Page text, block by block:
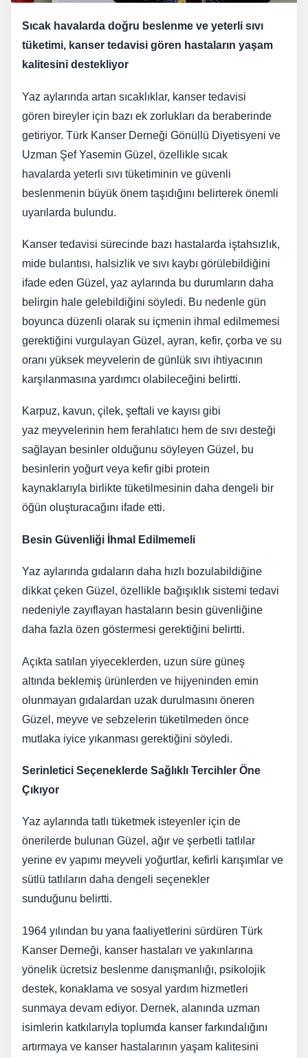
Sıcak havalarda doğru beslenme ve yeterli sıvı
tüketimi, kanser tedavisi gören hastaların yaşam
kalitesini destekliyor
Yaz aylarında artan sıcaklıklar, kanser tedavisi
gören bireyler için bazı ek zorlukları da beraberinde
getiriyor. Türk Kanser Derneği Gönüllü Diyetisyeni ve
Uzman Şef Yasemin Güzel, özellikle sıcak
havalarda yeterli sıvı tüketiminin ve güvenli
beslenmenin büyük önem taşıdığını belirterek önemli
uyarılarda bulundu.
Kanser tedavisi sürecinde bazı hastalarda iştahsızlık,
mide bulantısı, halsizlik ve sıvı kaybı görülebildiğini
ifade eden Güzel, yaz aylarında bu durumların daha
belirgin hale gelebildiğini söyledi. Bu nedenle gün
boyunca düzenli olarak su içmenin ihmal edilmemesi
gerektiğini vurgulayan Güzel, ayran, kefir, çorba ve su
oranı yüksek meyvelerin de günlük sıvı ihtiyacının
karşılanmasına yardımcı olabileceğini belirtti.
Karpuz, kavun, çilek, şeftali ve kayısı gibi
yaz meyvelerinin hem ferahlatıcı hem de sıvı desteği
sağlayan besinler olduğunu söyleyen Güzel, bu
besinlerin yoğurt veya kefir gibi protein
kaynaklarıyla birlikte tüketilmesinin daha dengeli bir
öğün oluşturacağını ifade etti.
Besin Güvenliği İhmal Edilmemeli
Yaz aylarında gıdaların daha hızlı bozulabildiğine
dikkat çeken Güzel, özellikle bağışıklık sistemi tedavi
nedeniyle zayıflayan hastaların besin güvenliğine
daha fazla özen göstermesi gerektiğini belirtti.
Açıkta satılan yiyeceklerden, uzun süre güneş
altında beklemiş ürünlerden ve hijyeninden emin
olunmayan gıdalardan uzak durulmasını öneren
Güzel, meyve ve sebzelerin tüketilmeden önce
mutlaka iyice yıkanması gerektiğini söyledi.
Serinletici Seçeneklerde Sağlıklı Tercihler Öne
Çıkıyor
Yaz aylarında tatlı tüketmek isteyenler için de
önerilerde bulunan Güzel, ağır ve şerbetli tatlılar
yerine ev yapımı meyveli yoğurtlar, kefirli karışımlar ve
sütlü tatlıların daha dengeli seçenekler
sunduğunu belirtti.
1964 yılından bu yana faaliyetlerini sürdüren Türk
Kanser Derneği, kanser hastaları ve yakınlarına
yönelik ücretsiz beslenme danışmanlığı, psikolojik
destek, konaklama ve sosyal yardım hizmetleri
sunmaya devam ediyor. Dernek, alanında uzman
isimlerin katkılarıyla toplumda kanser farkındalığını
artırmaya ve kanser hastalarının yaşam kalitesini